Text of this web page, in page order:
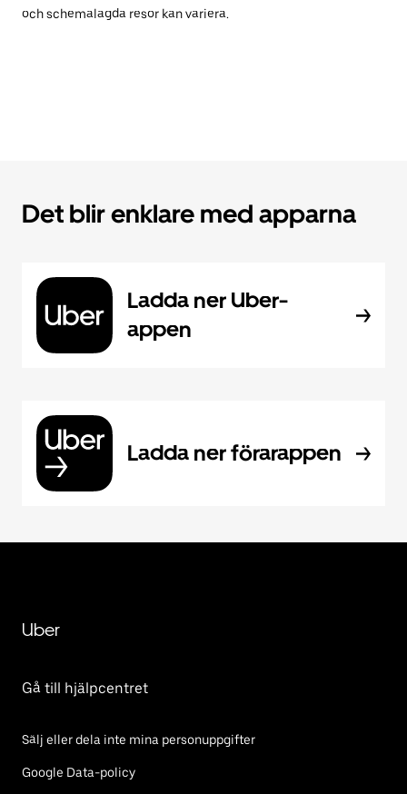
och schemalagda resor kan variera.
Det blir enklare med apparna
Ladda ner Uber-
appen
Ladda ner förarappen
Uber
Gå till hjälpcentret
Sälj eller dela inte mina personuppgifter
Google Data-policy